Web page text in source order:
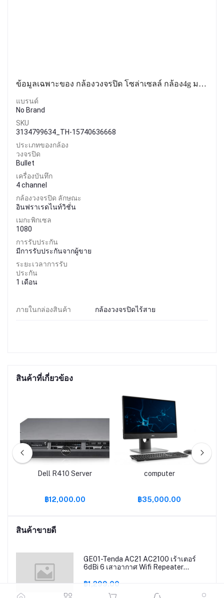
ข้อมูลเฉพาะของ กล้องวงจรปิด โซล่าเซลล์ กล้อง4g มาพร้อม ไฟสปอร์ตไลท์ โซล่าเซลล์ กล้องวงจรปิด Solar cell กล้องใส่ซิม4G wifi PTZ ip solar camera กล้อง 360° กล้องวงจรปิดไร้สาย
แบรนด์
No Brand
SKU
3134799634_TH-15740636668
ประเภทของกล้อง
วงจรปิด
Bullet
เครื่องบันทึก
4 channel
กล้องวงจรปิด ลักษณะ
อินฟราเรดไนท์วิชั่น
เมกะพิกเซล
1080
การรับประกัน
มีการรับประกันจากผู้ขาย
ระยะเวลาการรับ
ประกัน
1 เดือน
ภายในกล่องสินค้า กล้องวงจรปิดไร้สาย
สินค้าที่เกี่ยวข้อง
Dell R410 Server
฿12,000.00
computer
฿35,000.00
สินค้าขายดี
GE01-Tenda AC21 AC2100 เร้าเตอร์
6dBi 6 เสาอากาศ Wifi Repeater
Windows10 Mac รองรับ Router
฿1,299.00